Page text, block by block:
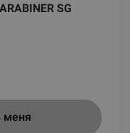
SG
меня